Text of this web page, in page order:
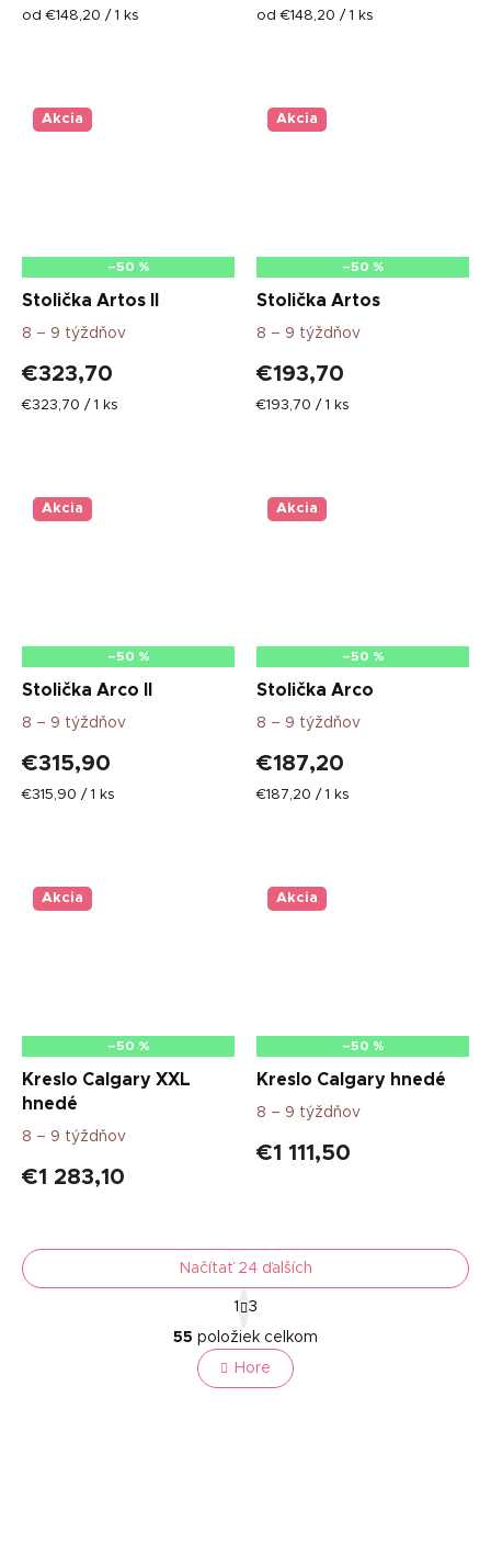
Jednotková
od €148,20 / 1 ks
Jednotková
od €148,20 / 1 ks
Akcia
–50 %
Stolička Artos II
8 – 9 týždňov
€323,70
Jednotková
€323,70 / 1 ks
Akcia
–50 %
Stolička Artos
8 – 9 týždňov
€193,70
Jednotková
€193,70 / 1 ks
Akcia
–50 %
Stolička Arco II
8 – 9 týždňov
€315,90
Jednotková
€315,90 / 1 ks
Akcia
–50 %
Stolička Arco
8 – 9 týždňov
€187,20
Jednotková
€187,20 / 1 ks
Akcia
–50 %
Kreslo Calgary XXL
hnedé
8 – 9 týždňov
€1 283,10
Akcia
–50 %
Kreslo Calgary hnedé
8 – 9 týždňov
€1 111,50
O
v
l
á
Načítať 24 ďalších
t
r
á
n
k
1
3
55 položiek celkom
Hore